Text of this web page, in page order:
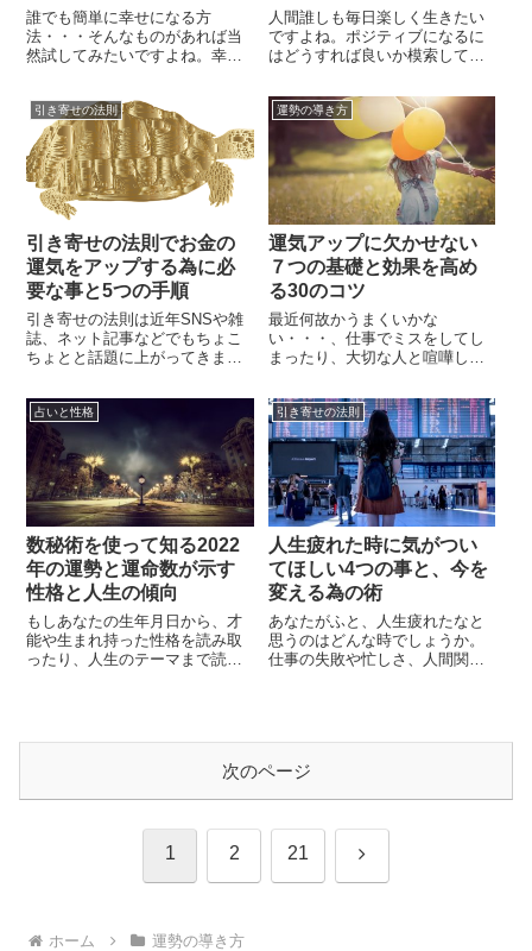
ツ
誰でも簡単に幸せになる方
法・・・そんなものがあれば当
然試してみたいですよね。幸せ
みたくなる事でしょう。ちなみ
に「今日から幸せになる方法」
それを実行すれば誰もが幸せに
なれます。と言われて、あなた
はその言葉を信じますか？「そ
んな簡単に幸せにはなれない
人間誰しも毎日楽しく生きたい
ですよね。ポジティブになるに
はどうすれば良いか模索してい
う。最近では物騒なニュースや
気分が落ち込むような報道も多
く、特に働き盛りの若い方々に
とっては将来を思うと気が重く
なってしまうような日もあるは
ずです。しかし、なかなか前向
きにはなれない・・・と考えて
いるあなたでも...
引き寄せの法則
引き寄せの法則でお金の
運気をアップする為に必
要な事と5つの手順
引き寄せの法則は近年SNSや雑
誌、ネット記事などでもちょこ
ちょとと話題に上がってきます
霊の力が働くように、頭の中で
考えたイメージが実現していく
力の法則です。確かに、相手の
いる恋愛と違って、お金は仕事
をしさえすれば手に入ります。
ビジュアライゼーションやイメ
ージングなどの、ややこしいこ
とをするよ...
運勢の導き方
運気アップに欠かせない
７つの基礎と効果を高め
る30のコツ
最近何故かうまくいかな
い・・・、仕事でミスをしてし
まったり、大切な人と喧嘩して
まくいかない事ばかりだと、何
もかもが嫌に思えてきますよ
ね。もしかするとそれは、あな
たの運気が悪くなっているサイ
ンかもしれません。運気が悪く
なると、いつも通りに過ごして
いても物事がスムーズに捗ら
ず、毎日が楽しくなくな...
占いと性格
数秘術を使って知る2022
年の運勢と運命数が示す
性格と人生の傾向
もしあなたの生年月日から、才
能や生まれ持った性格を読み取
ったり、人生のテーマまで読み
が込められており、あなたにど
引き寄せの法則
人生疲れた時に気がつい
てほしい4つの事と、今を
変える為の術
あなたがふと、人生疲れたなと
思うのはどんな時でしょうか。
仕事の失敗や忙しさ、人間関
ても希望が見いだせなくなり、
な、強い疲労感や...
次のページ
1 2 21 次
ホーム 運勢の導き方